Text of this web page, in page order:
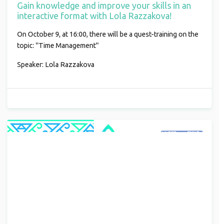
Gain knowledge and improve your skills in an
interactive format with Lola Razzakova!
On October 9, at 16:00, there will be a quest-training on the
topic: "Time Management"
Speaker: Lola Razzakova